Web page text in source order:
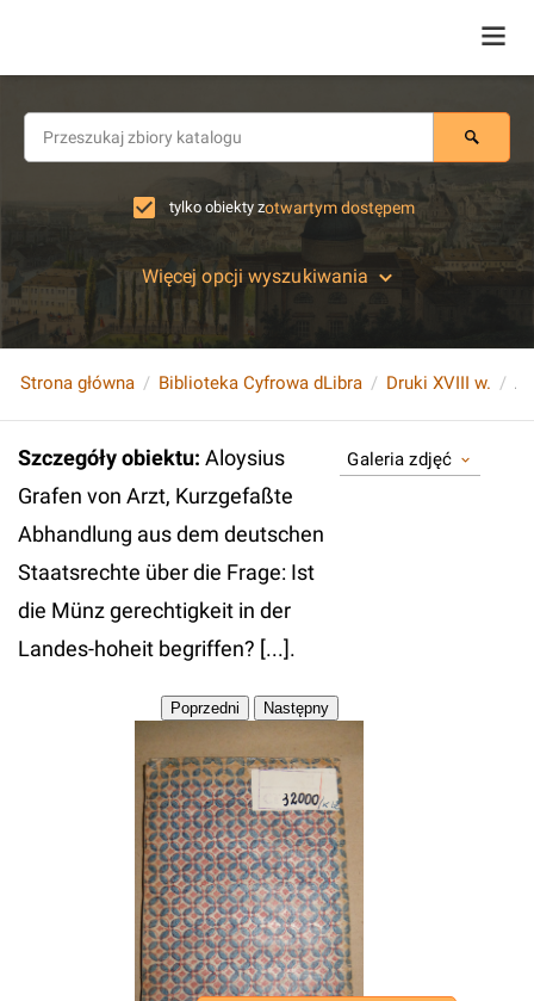
tylko obiekty zotwartym dostępem
Więcej opcji wyszukiwania
Strona główna Biblioteka Cyfrowa dLibra Druki XVIII w.
Szczegóły obiektu: Aloysius
Grafen von Arzt, Kurzgefaßte
Abhandlung aus dem deutschen
Staatsrechte über die Frage: Ist
die Münz gerechtigkeit in der
Landes-hoheit begriffen? [...].
Galeria zdjęć